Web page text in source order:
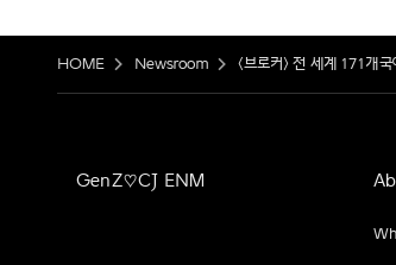
HOME Newsroom <브로커> 전 세계 171개
GenZ♡CJ ENM